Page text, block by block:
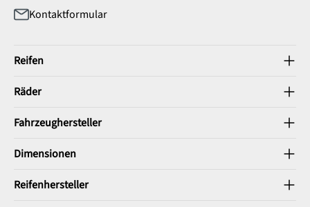
Kontaktformular
Reifen
Räder
Fahrzeughersteller
Dimensionen
Reifenhersteller